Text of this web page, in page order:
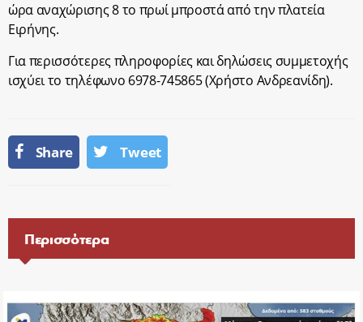
ώρα αναχώρισης 8 το πρωί μπροστά από την πλατεία
Ειρήνης.
Για περισσότερες πληροφορίες και δηλώσεις συμμετοχής
ισχύει το τηλέφωνο 6978-745865 (Χρήστο Ανδρεανίδη).
Share Tweet
Περισσότερα